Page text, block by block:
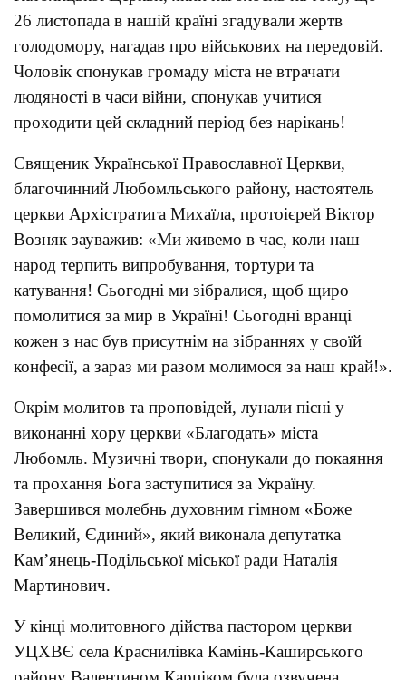
26 листопада в нашій країні згадували жертв
голодомору, нагадав про військових на передовій.
Чоловік спонукав громаду міста не втрачати
людяності в часи війни, спонукав учитися
проходити цей складний період без нарікань!
Священик Української Православної Церкви,
благочинний Любомльського району, настоятель
церкви Архістратига Михаїла, протоієрей Віктор
Возняк зауважив: «Ми живемо в час, коли наш
народ терпить випробування, тортури та
катування! Сьогодні ми зібралися, щоб щиро
помолитися за мир в Україні! Сьогодні вранці
кожен з нас був присутнім на зібраннях у своїй
конфесії, а зараз ми разом молимося за наш край!».
Окрім молитов та проповідей, лунали пісні у
виконанні хору церкви «Благодать» міста
Любомль. Музичні твори, спонукали до покаяння
та прохання Бога заступитися за Україну.
Завершився молебнь духовним гімном «Боже
Великий, Єдиний», який виконала депутатка
Кам’янець-Подільської міської ради Наталія
Мартинович.
У кінці молитовного дійства пастором церкви
УЦХВЄ села Краснилівка Камінь-Каширського